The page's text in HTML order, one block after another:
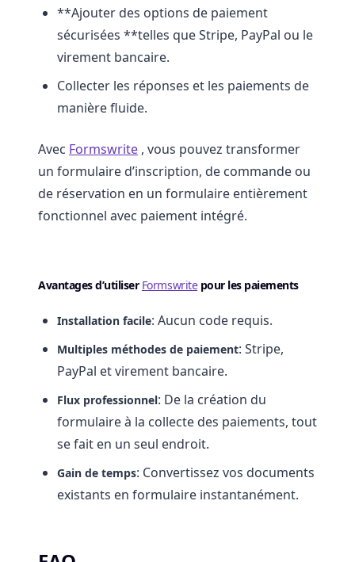
**Ajouter des options de paiement
sécurisées **telles que Stripe, PayPal ou le
virement bancaire.
Collecter les réponses et les paiements de
manière fluide.
Avec Formswrite , vous pouvez transformer
un formulaire d’inscription, de commande ou
de réservation en un formulaire entièrement
fonctionnel avec paiement intégré.
Avantages d’utiliser Formswritepour les paiements
Installation facile: Aucun code requis.
Multiples méthodes de paiement: Stripe,
PayPal et virement bancaire.
Flux professionnel: De la création du
formulaire à la collecte des paiements, tout
se fait en un seul endroit.
Gain de temps: Convertissez vos documents
existants en formulaire instantanément.